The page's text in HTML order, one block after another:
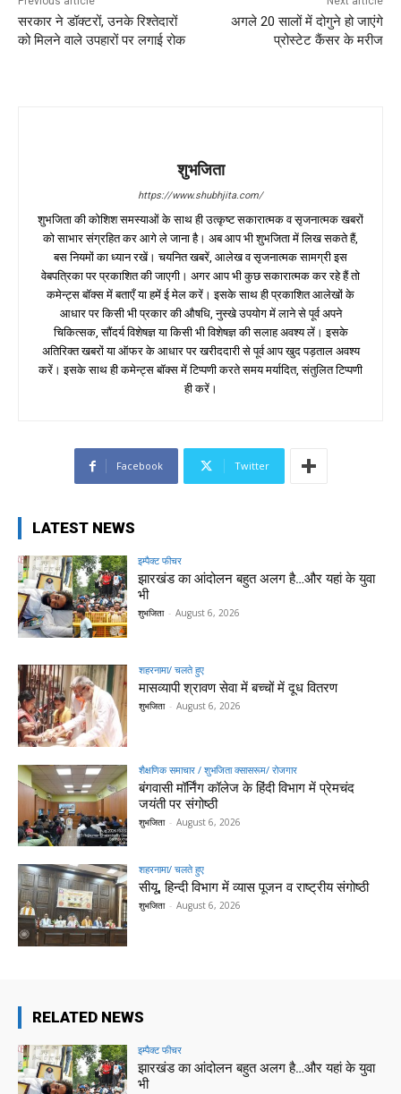
सरकार ने डॉक्टरों, उनके रिश्तेदारों
को मिलने वाले उपहारों पर लगाई रोक
अगले 20 सालों में दोगुने हो जाएंगे
प्रोस्टेट कैंसर के मरीज
शुभजिता
https://www.shubhjita.com/
शुभजिता की कोशिश समस्याओं के साथ ही उत्कृष्ट सकारात्मक व सृजनात्मक खबरों
को साभार संग्रहित कर आगे ले जाना है। अब आप भी शुभजिता में लिख सकते हैं,
बस नियमों का ध्यान रखें। चयनित खबरें, आलेख व सृजनात्मक सामग्री इस
वेबपत्रिका पर प्रकाशित की जाएगी। अगर आप भी कुछ सकारात्मक कर रहे हैं तो
कमेन्ट्स बॉक्स में बताएँ या हमें ई मेल करें। इसके साथ ही प्रकाशित आलेखों के
आधार पर किसी भी प्रकार की औषधि, नुस्खे उपयोग में लाने से पूर्व अपने
चिकित्सक, सौंदर्य विशेषज्ञ या किसी भी विशेषज्ञ की सलाह अवश्य लें। इसके
अतिरिक्त खबरों या ऑफर के आधार पर खरीददारी से पूर्व आप खुद पड़ताल अवश्य
करें। इसके साथ ही कमेन्ट्स बॉक्स में टिप्पणी करते समय मर्यादित, संतुलित टिप्पणी
ही करें।
Facebook Twitter
LATEST NEWS
इम्पैक्ट फीचर
झारखंड का आंदोलन बहुत अलग है…और यहां के युवा
भी
शुभजिता - August 6, 2026
शहरनामा/ चलते हुए
मासव्यापी श्रावण सेवा में बच्चों में दूध वितरण
शुभजिता - August 6, 2026
शैक्षणिक समाचार / शुभजिता क्सासरूम/ रोजगार
बंगवासी मॉर्निंग कॉलेज के हिंदी विभाग में प्रेमचंद
जयंती पर संगोष्ठी
शुभजिता - August 6, 2026
शहरनामा/ चलते हुए
सीयू, हिन्दी विभाग में व्यास पूजन व राष्ट्रीय संगोष्ठी
शुभजिता - August 6, 2026
RELATED NEWS
इम्पैक्ट फीचर
झारखंड का आंदोलन बहुत अलग है…और यहां के युवा
भी